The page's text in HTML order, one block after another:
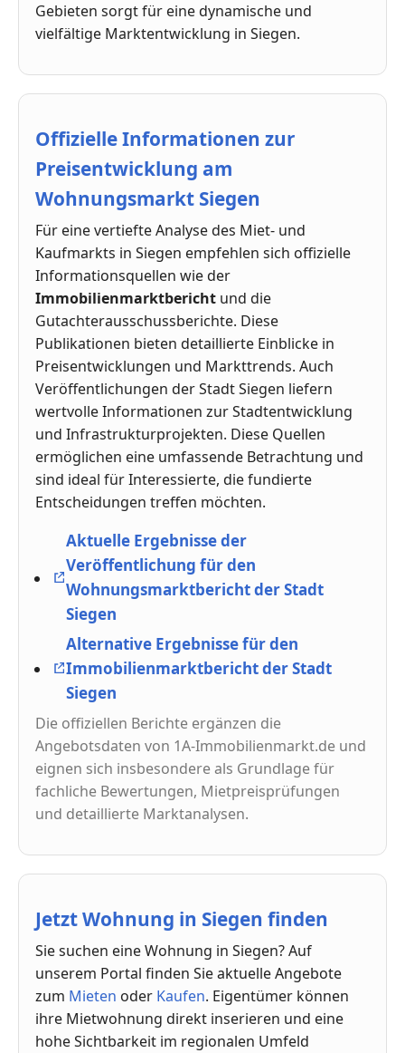
Gebieten sorgt für eine dynamische und
vielfältige Marktentwicklung in Siegen.
Offizielle Informationen zur
Preisentwicklung am
Wohnungsmarkt Siegen
Für eine vertiefte Analyse des Miet- und
Kaufmarkts in Siegen empfehlen sich offizielle
Informationsquellen wie der
Immobilienmarktbericht und die
Gutachterausschussberichte. Diese
Publikationen bieten detaillierte Einblicke in
Preisentwicklungen und Markttrends. Auch
Veröffentlichungen der Stadt Siegen liefern
wertvolle Informationen zur Stadtentwicklung
und Infrastrukturprojekten. Diese Quellen
ermöglichen eine umfassende Betrachtung und
sind ideal für Interessierte, die fundierte
Entscheidungen treffen möchten.
Aktuelle Ergebnisse der
Veröffentlichung für den
Wohnungsmarktbericht der Stadt
Siegen
Alternative Ergebnisse für den
Immobilienmarktbericht der Stadt
Siegen
Die offiziellen Berichte ergänzen die
Angebotsdaten von 1A-Immobilienmarkt.de und
eignen sich insbesondere als Grundlage für
fachliche Bewertungen, Mietpreisprüfungen
und detaillierte Marktanalysen.
Jetzt Wohnung in Siegen finden
Sie suchen eine Wohnung in Siegen? Auf
unserem Portal finden Sie aktuelle Angebote
zum Mieten oder Kaufen. Eigentümer können
ihre Mietwohnung direkt inserieren und eine
hohe Sichtbarkeit im regionalen Umfeld